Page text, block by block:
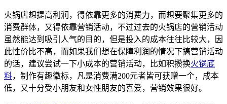
火锅店想提高利润，得依靠更多的消费力，而想要聚集更多的
消费群体，又得依靠营销活动，不过过去的火锅店的营销活动
虽然能达到吸引人气的目的，但是投入的成本往往比较大，因
此性价比不高，而如果我们想在保障利润的情况下搞营销活动
的话，建议尝试一下小成本的营销活动，比如积攒换火锅底
料，制作有趣徽标，凡是消费满200元者皆可获赠一个，成本
低，又十分受小朋友和女性朋友的喜爱，营销效果很好。